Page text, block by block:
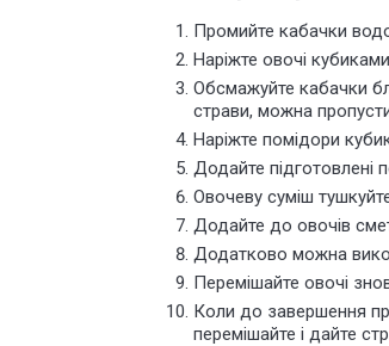
Промийте кабачки
Наріжте овочі
Обсмажуйте кабачки
страви, можна
Наріжте помідори
Додайте підготовлені
Овочеву суміш
Додайте до овочів
Додатково можна
Перемішайте овочі
Коли до завершення
перемішайте і дайте